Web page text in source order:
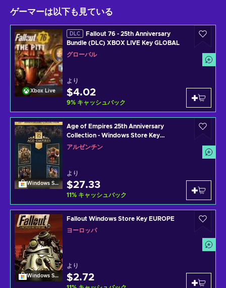
ゲーマーは以下も見ている
Xbox Live
DLC
Fallout 76 - 25th Anniversary
Bundle (DLC) XBOX LIVE Key GLOBAL
グローバル
より
$4.02
9% キャッシュバック
Windows Store
Age of Empires 25th Anniversary
Collection - Windows Store Key
ARGENTINA
アルゼンチン
より
$27.33
11% キャッシュバック
Windows Store
Fallout Windows Store Key EUROPE
ヨーロッパ
より
$2.72